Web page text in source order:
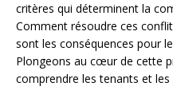
critères qui déterminent la
Comment résoudre ces
sont les conséquences pour
Plongeons au cœur de cette
comprendre les tenants et les